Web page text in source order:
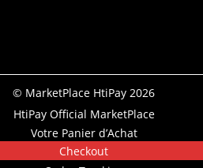
© MarketPlace HtiPay 2026
HtiPay Official MarketPlace
Votre Panier d’Achat
Checkout